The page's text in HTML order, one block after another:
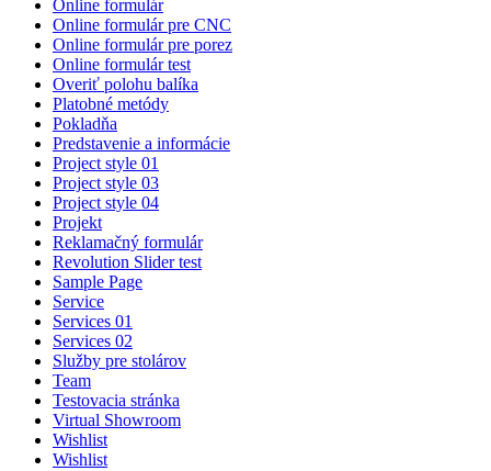
Online formulár
Online formulár pre CNC
Online formulár pre porez
Online formulár test
Overiť polohu balíka
Platobné metódy
Pokladňa
Predstavenie a informácie
Project style 01
Project style 03
Project style 04
Projekt
Reklamačný formulár
Revolution Slider test
Sample Page
Service
Services 01
Services 02
Služby pre stolárov
Team
Testovacia stránka
Virtual Showroom
Wishlist
Wishlist